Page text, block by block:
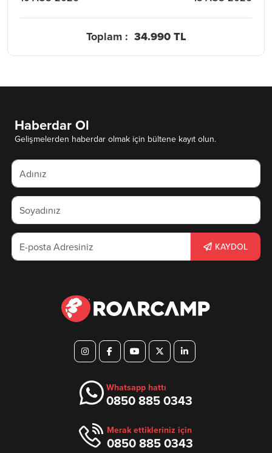
Toplam : 34.990 TL
Haberdar Ol
Gelişmelerden haberdar olmak için bültene kayıt olun.
KAYDOL
Whatsapp hattı
0850 885 0343
Merak ettikleriniz için
0850 885 0343